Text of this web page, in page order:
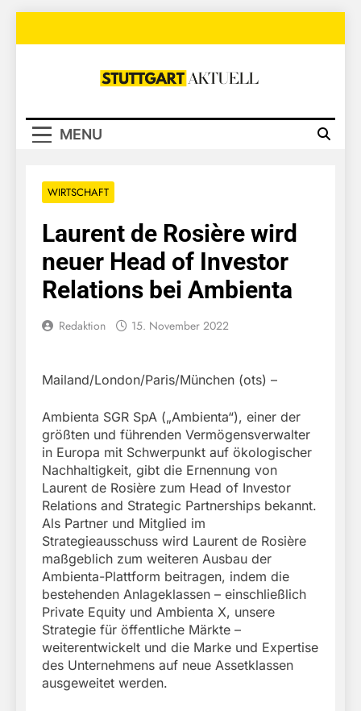
Stuttgart
MENU
WIRTSCHAFT
Laurent de Rosière wird
neuer Head of Investor
Relations bei Ambienta
Redaktion 15. November 2022
Mailand/London/Paris/München (ots) –
Ambienta SGR SpA („Ambienta“), einer der
größten und führenden Vermögensverwalter
in Europa mit Schwerpunkt auf ökologischer
Nachhaltigkeit, gibt die Ernennung von
Laurent de Rosière zum Head of Investor
Relations and Strategic Partnerships bekannt.
Als Partner und Mitglied im
Strategieausschuss wird Laurent de Rosière
maßgeblich zum weiteren Ausbau der
Ambienta-Plattform beitragen, indem die
bestehenden Anlageklassen – einschließlich
Private Equity und Ambienta X, unsere
Strategie für öffentliche Märkte –
weiterentwickelt und die Marke und Expertise
des Unternehmens auf neue Assetklassen
ausgeweitet werden.